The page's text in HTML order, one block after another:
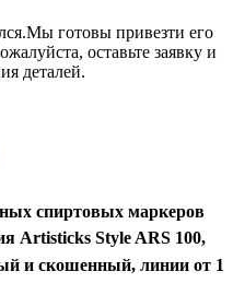
готовы привезти его
оставьте заявку и
деталей.
спиртовых маркеров
Artisticks Style ARS 100,
и скошенный, линии от 1